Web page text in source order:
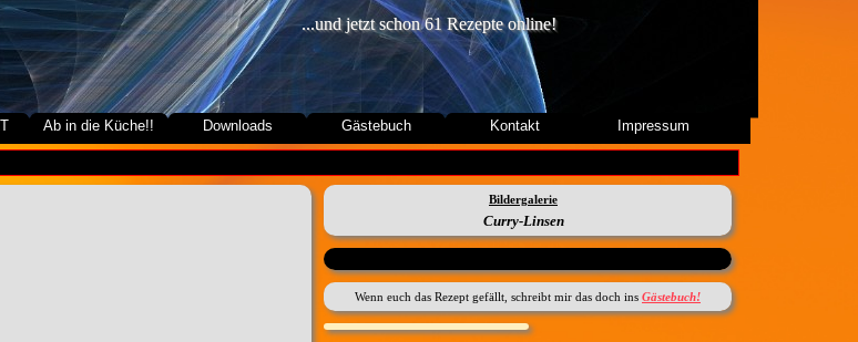
Ab in die Küche!! Downloads Gästebuch Kontakt Impressum
...und jetzt schon 61 Rezepte online!
Bildergalerie
Curry-Linsen
Wenn euch das Rezept gefällt, schreibt mir das doch ins Gästebuch!